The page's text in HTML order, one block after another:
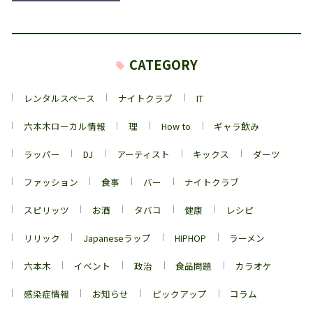
CATEGORY
レンタルスペース ナイトクラブ IT
六本木ローカル情報 理 How to ギャラ飲み
ラッパー DJ アーティスト キックス ダーツ
ファッション 食事 バー ナイトクラブ
スピリッツ お酒 タバコ 健康 レシピ
リリック Japaneseラップ HIPHOP ラーメン
六本木 イベント 政治 食品問題 カラオケ
感染症情報 お知らせ ピックアップ コラム